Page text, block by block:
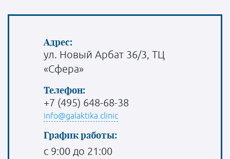
Адрес:
ул. Новый Арбат 36/3, ТЦ
«Сфера»
Телефон:
+7 (495) 648-68-38
info@galaktika.clinic
График работы:
с 9:00 до 21:00